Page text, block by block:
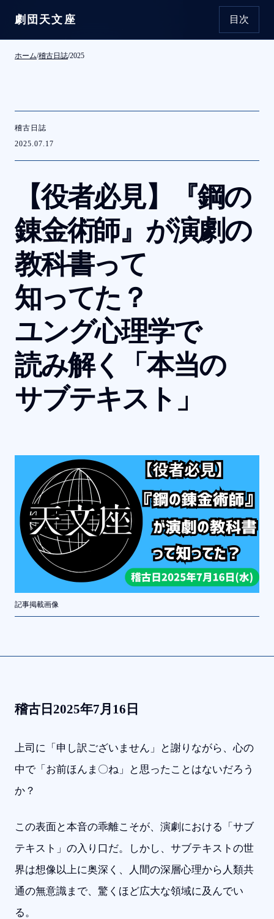
本文へ移動
劇団天文座 目次
ホーム/稽古日誌/2025
稽古日誌
2025.07.17
【役者必見】『鋼の
錬金術師』が演劇の
教科書って
知ってた？
ユング心理学で
読み解く
「本当の
サブテキスト」
記事掲載画像
稽古日2025年7月16日
上司に「申し訳ございません」と謝りながら、心の
中で「お前ほんま〇ね」と思ったことはないだろう
か？
この表面と本音の乖離こそが、演劇における「サブ
テキスト」の入り口だ。しかし、サブテキストの世
界は想像以上に奥深く、人間の深層心理から人類共
通の無意識まで、驚くほど広大な領域に及んでい
る。